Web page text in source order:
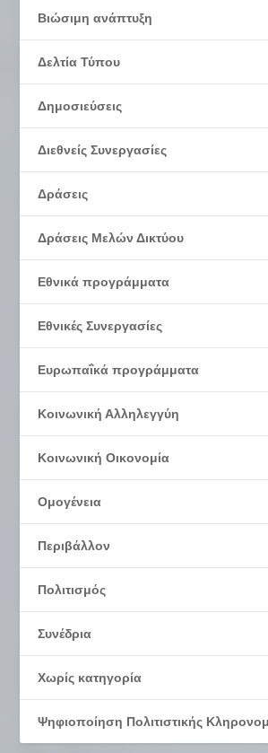
Βιώσιμη ανάπτυξη
Δελτία Τύπου
Δημοσιεύσεις
Διεθνείς Συνεργασίες
Δράσεις
Δράσεις Μελών Δικτύου
Εθνικά προγράμματα
Εθνικές Συνεργασίες
Ευρωπαΐκά προγράμματα
Κοινωνική Αλληλεγγύη
Κοινωνική Οικονομία
Ομογένεια
Περιβάλλον
Πολιτισμός
Συνέδρια
Χωρίς κατηγορία
Ψηφιοποίηση Πολιτιστικής